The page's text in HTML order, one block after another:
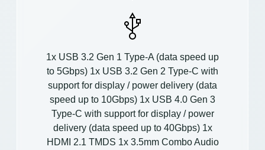
1x USB 3.2 Gen 1 Type-A (data speed up
to 5Gbps) 1x USB 3.2 Gen 2 Type-C with
support for display / power delivery (data
speed up to 10Gbps) 1x USB 4.0 Gen 3
Type-C with support for display / power
delivery (data speed up to 40Gbps) 1x
HDMI 2.1 TMDS 1x 3.5mm Combo Audio